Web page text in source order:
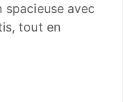
spacieuse avec
tout en